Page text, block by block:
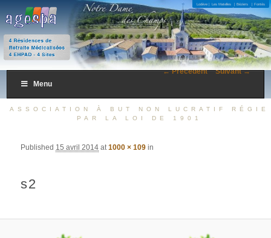
AGESPA
4 Résidences de Retraite Médicalisées 4 EHPAD – 4 Sites Lodève | Les Matelles | Béziers | Fontès
Menu
ASSOCIATION À BUT NON LUCRATIF RÉGIE
PAR LA LOI DE 1901
← Précédent Suivant →
s2
Published 15 avril 2014 at1000 × 109 in